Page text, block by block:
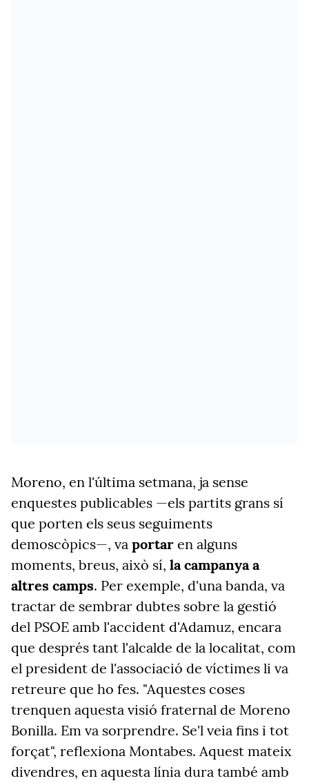
Moreno, en l'última setmana, ja sense
enquestes publicables —els partits grans sí
que porten els seus seguiments
demoscòpics—, va portar en alguns
moments, breus, això sí, la campanya a
altres camps. Per exemple, d'una banda, va
tractar de sembrar dubtes sobre la gestió
del PSOE amb l'accident d'Adamuz, encara
que després tant l'alcalde de la localitat, com
el president de l'associació de víctimes li va
retreure que ho fes. "Aquestes coses
trenquen aquesta visió fraternal de Moreno
Bonilla. Em va sorprendre. Se'l veia fins i tot
forçat", reflexiona Montabes. Aquest mateix
divendres, en aquesta línia dura també amb